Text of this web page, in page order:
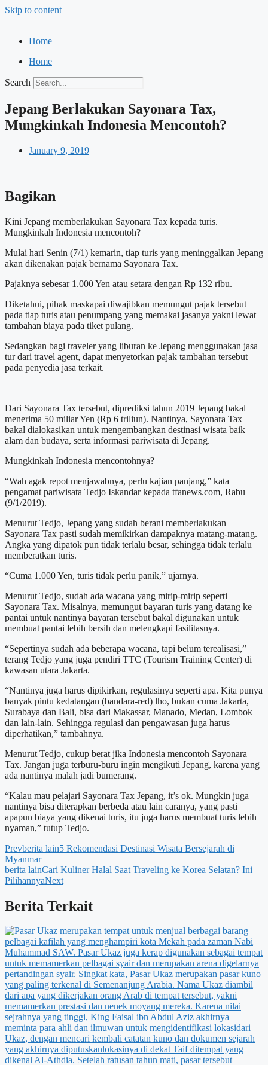
Skip to content
Home
Home
Search
Jepang Berlakukan Sayonara Tax,
Mungkinkah Indonesia Mencontoh?
January 9, 2019
Bagikan
Kini Jepang memberlakukan Sayonara Tax kepada turis.
Mungkinkah Indonesia mencontoh?
Mulai hari Senin (7/1) kemarin, tiap turis yang meninggalkan Jepang
akan dikenakan pajak bernama Sayonara Tax.
Pajaknya sebesar 1.000 Yen atau setara dengan Rp 132 ribu.
Diketahui, pihak maskapai diwajibkan memungut pajak tersebut
pada tiap turis atau penumpang yang memakai jasanya yakni lewat
tambahan biaya pada tiket pulang.
Sedangkan bagi traveler yang liburan ke Jepang menggunakan jasa
tur dari travel agent, dapat menyetorkan pajak tambahan tersebut
pada penyedia jasa terkait.
Dari Sayonara Tax tersebut, diprediksi tahun 2019 Jepang bakal
menerima 50 miliar Yen (Rp 6 triliun). Nantinya, Sayonara Tax
bakal dialokasikan untuk mengembangkan destinasi wisata baik
alam dan budaya, serta informasi pariwisata di Jepang.
Mungkinkah Indonesia mencontohnya?
“Wah agak repot menjawabnya, perlu kajian panjang,” kata
pengamat pariwisata Tedjo Iskandar kepada tfanews.com, Rabu
(9/1/2019).
Menurut Tedjo, Jepang yang sudah berani memberlakukan
Sayonara Tax pasti sudah memikirkan dampaknya matang-matang.
Angka yang dipatok pun tidak terlalu besar, sehingga tidak terlalu
memberatkan turis.
“Cuma 1.000 Yen, turis tidak perlu panik,” ujarnya.
Menurut Tedjo, sudah ada wacana yang mirip-mirip seperti
Sayonara Tax. Misalnya, memungut bayaran turis yang datang ke
pantai untuk nantinya bayaran tersebut bakal digunakan untuk
membuat pantai lebih bersih dan melengkapi fasilitasnya.
“Sepertinya sudah ada beberapa wacana, tapi belum terealisasi,”
terang Tedjo yang juga pendiri TTC (Tourism Training Center) di
kawasan utara Jakarta.
“Nantinya juga harus dipikirkan, regulasinya seperti apa. Kita punya
banyak pintu kedatangan (bandara-red) lho, bukan cuma Jakarta,
Surabaya dan Bali, bisa dari Makassar, Manado, Medan, Lombok
dan lain-lain. Sehingga regulasi dan pengawasan juga harus
diperhatikan,” tambahnya.
Menurut Tedjo, cukup berat jika Indonesia mencontoh Sayonara
Tax. Jangan juga terburu-buru ingin mengikuti Jepang, karena yang
ada nantinya malah jadi bumerang.
“Kalau mau pelajari Sayonara Tax Jepang, it’s ok. Mungkin juga
nantinya bisa diterapkan berbeda atau lain caranya, yang pasti
apapun biaya yang dikenai turis, itu juga harus membuat turis lebih
nyaman,” tutup Tedjo.
Prevberita lain5 Rekomendasi Destinasi Wisata Bersejarah di
Myanmar
berita lainCari Kuliner Halal Saat Traveling ke Korea Selatan? Ini
PilihannyaNext
Berita Terkait